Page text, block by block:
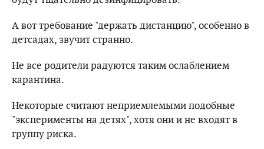
А вот требование "держать дистанцию", особенно в
детсадах, звучит странно.
Не все родители радуются таким ослаблением
карантина.
Некоторые считают неприемлемыми подобные
"эксперименты на детях", хотя они и не входят в
группу риска.